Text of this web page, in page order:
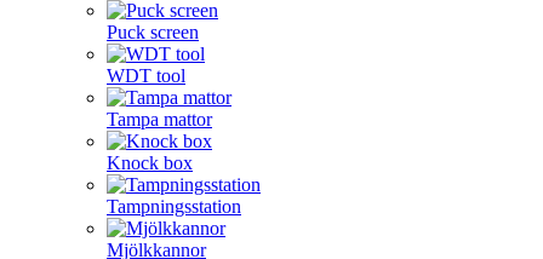
Puck screen
WDT tool
Tampa mattor
Knock box
Tampningsstation
Mjölkkannor